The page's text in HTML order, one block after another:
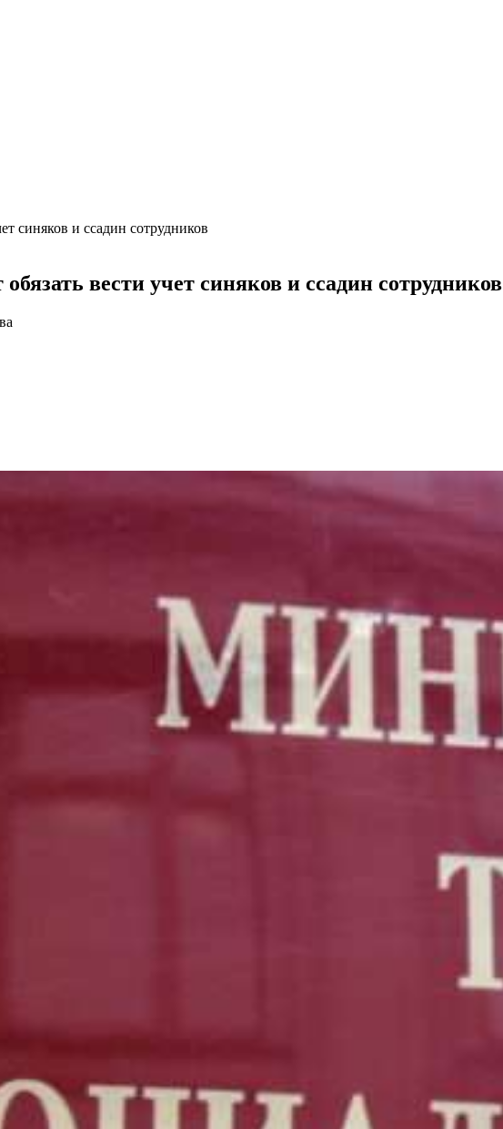
синяков и ссадин сотрудников
вести учет синяков и ссадин сотрудников